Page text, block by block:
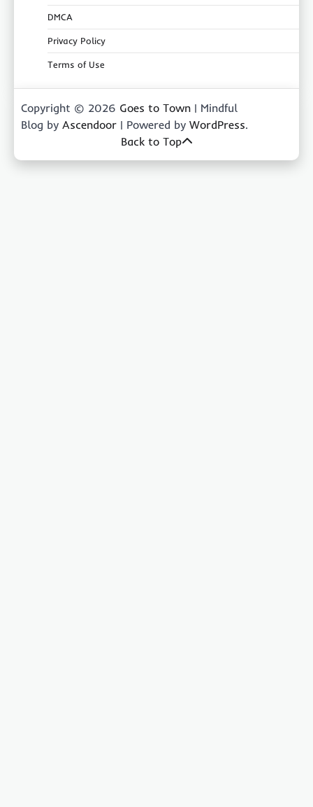
DMCA
Privacy Policy
Terms of Use
Copyright © 2026 Goes to Town | Mindful
Blog by Ascendoor | Powered by WordPress.
Back to Top